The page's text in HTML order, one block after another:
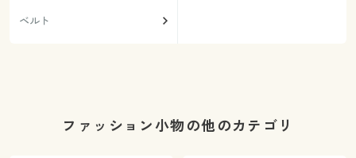
ベルト
ファッション小物の他のカテゴリ